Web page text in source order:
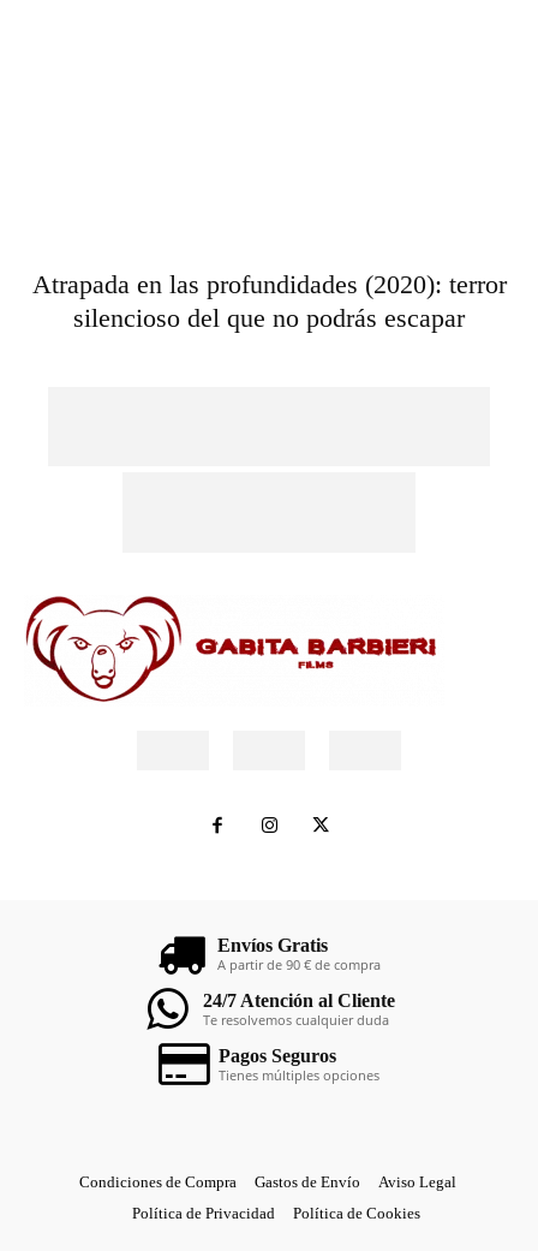
Atrapada en las profundidades (2020): terror
silencioso del que no podrás escapar
Envíos Gratis
A partir de 90 € de compra
24/7 Atención al Cliente
Te resolvemos cualquier duda
Pagos Seguros
Tienes múltiples opciones
Condiciones de Compra Gastos de Envío
Aviso Legal
Política de Privacidad
Política de Cookies